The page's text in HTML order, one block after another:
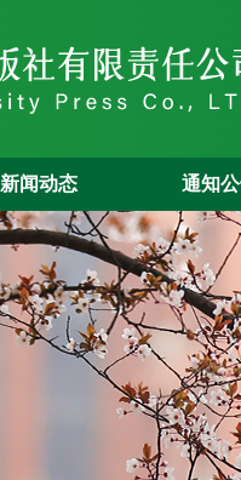
新闻动态 通知